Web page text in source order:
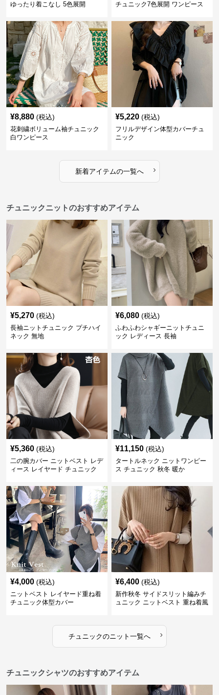
ゆったり着こなし 5色展開
チュニック7色展開 ワンピース
¥8,880 (税込)
花刺繍ボリューム袖チュニック
白ワンピース
¥5,220 (税込)
フリルデザイン体型カバーチュ
ニック
新着アイテムの一覧へ ›
チュニックニットのおすすめアイテム
¥5,270 (税込)
長袖ニットチュニック プチハイ
ネック 無地
¥6,080 (税込)
ふわふわシャギーニットチュニ
ック レディース 長袖
¥5,360 (税込)
二の腕カバー ニットベスト レデ
ィース レイヤード チュニック
¥11,150 (税込)
タートルネック ニットワンピー
ス チュニック 秋冬 暖か
¥4,000 (税込)
ニットベスト レイヤード重ね着
チュニック体型カバー
¥6,400 (税込)
新作秋冬 サイドスリット編みチ
ュニック ニットベスト 重ね着風
チュニックのニット一覧へ ›
チュニックシャツのおすすめアイテム